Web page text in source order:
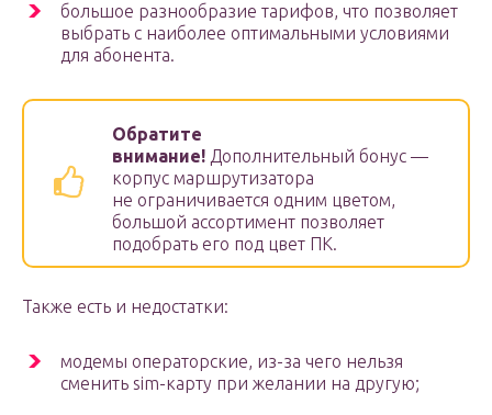
большое разнообразие тарифов, что позволяет
выбрать с наиболее оптимальными условиями
для абонента.
Обратите
внимание! Дополнительный бонус —
корпус маршрутизатора
не ограничивается одним цветом,
большой ассортимент позволяет
подобрать его под цвет ПК.
Также есть и недостатки:
модемы операторские, из-за чего нельзя
сменить sim-карту при желании на другую;